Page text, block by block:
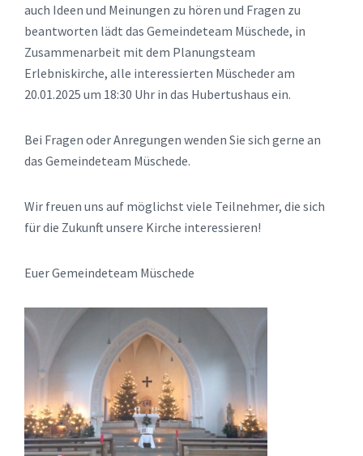
auch Ideen und Meinungen zu hören und Fragen zu
beantworten lädt das Gemeindeteam Müschede, in
Zusammenarbeit mit dem Planungsteam
Erlebniskirche, alle interessierten Müscheder am
20.01.2025 um 18:30 Uhr in das Hubertushaus ein.
Bei Fragen oder Anregungen wenden Sie sich gerne an
das Gemeindeteam Müschede.
Wir freuen uns auf möglichst viele Teilnehmer, die sich
für die Zukunft unsere Kirche interessieren!
Euer Gemeindeteam Müschede